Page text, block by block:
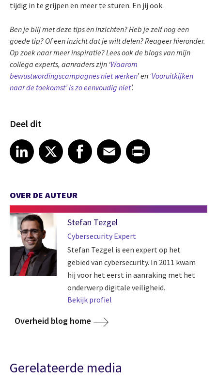
tijdig in te grijpen en meer te sturen. En jij ook.
Ben je blij met deze tips en inzichten? Heb je zelf nog een
goede tip? Of een inzicht dat je wilt delen? Reageer hieronder.
Op zoek naar meer inspiratie? Lees ook de blogs van mijn
collega experts, aanraders zijn ‘Waarom
bewustwordingscampagnes niet werken’ en ‘Vooruitkijken
naar de toekomst’ is zo eenvoudig niet’.
Deel dit
Share article on LinkedIn
LinkedIn
Share article on XShare article on Facebook
Facebook
Share article on Email
EmailShare article on Print
OVER DE AUTEUR
Stefan Tezgel
Cybersecurity Expert
Stefan Tezgel is een expert op het
gebied van cybersecurity. In 2011 kwam
hij voor het eerst in aanraking met het
onderwerp digitale veiligheid.
Bekijk profiel
Overheid blog home
Gerelateerde media